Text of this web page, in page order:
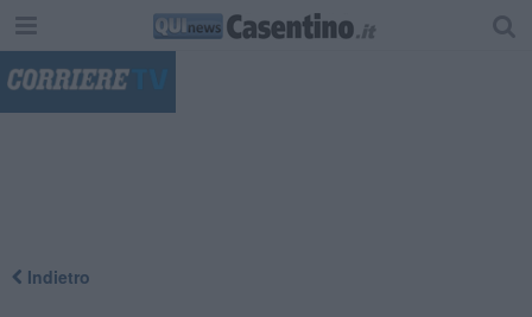
Indietro